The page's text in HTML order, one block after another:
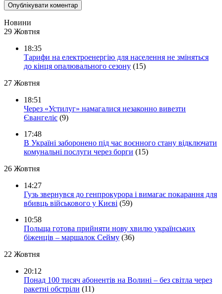
Новини
29 Жовтня
18:35
Тарифи на електроенергію для населення не зміняться
до кінця опалювального сезону (15)
27 Жовтня
18:51
Через «Устилуг» намагалися незаконно вивезти
Євангеліє (9)
17:48
В Україні заборонено під час воєнного стану відключати
комунальні послуги через борги (15)
26 Жовтня
14:27
Гузь звернувся до генпрокурора і вимагає покарання для
вбивць військового у Києві (59)
10:58
Польща готова прийняти нову хвилю українських
біженців – маршалок Сейму (36)
22 Жовтня
20:12
Понад 100 тисяч абонентів на Волині – без світла через
ракетні обстріли (11)